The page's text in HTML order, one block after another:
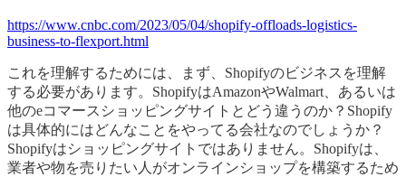
https://www.cnbc.com/2023/05/04/shopify-offloads-logistics-
business-to-flexport.html
これを理解するためには、まず、Shopifyのビジネスを理解
する必要があります。ShopifyはAmazonやWalmart、あるいは
他のeコマースショッピングサイトとどう違うのか？Shopify
は具体的にはどんなことをやってる会社なのでしょうか？
Shopifyはショッピングサイトではありません。Shopifyは、
業者や物を売りたい人がオンラインショップを構築するため